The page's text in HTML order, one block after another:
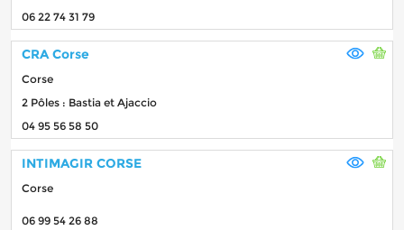
06 22 74 31 79
CRA Corse
Corse
2 Pôles : Bastia et Ajaccio
04 95 56 58 50
INTIMAGIR CORSE
Corse
06 99 54 26 88